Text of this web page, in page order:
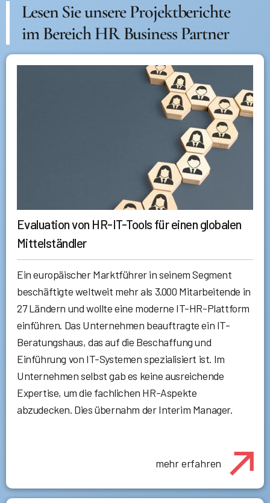
Lesen Sie unsere Projektberichte
im Bereich HR Business Partner
Evaluation von HR-IT-Tools für einen globalen
Mittelständler
Ein europäischer Marktführer in seinem Segment
beschäftigte weltweit mehr als 3.000 Mitarbeitende in
27 Ländern und wollte eine moderne IT-HR-Plattform
einführen. Das Unternehmen beauftragte ein IT-
Beratungshaus, das auf die Beschaffung und
Einführung von IT-Systemen spezialisiert ist. Im
Unternehmen selbst gab es keine ausreichende
Expertise, um die fachlichen HR-Aspekte
abzudecken. Dies übernahm der Interim Manager.
mehr erfahren